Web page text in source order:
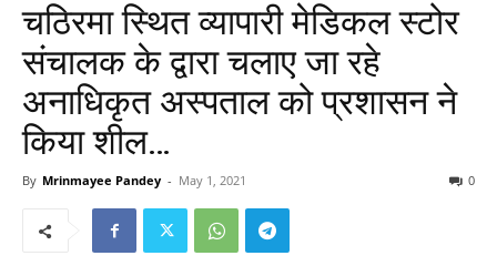
चठिरमा स्थित व्यापारी मेडिकल स्टोर
संचालक के द्वारा चलाए जा रहे
अनाधिकृत अस्पताल को प्रशासन ने
किया शील…
By Mrinmayee Pandey - May 1, 2021 0